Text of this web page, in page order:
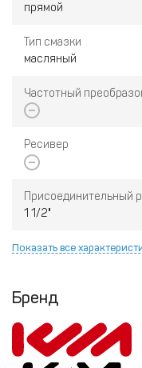
прямой
Тип смазки
масляный
Частотный
Ресивер
Присоединительный
1 1/2"
Показать все
Бренд